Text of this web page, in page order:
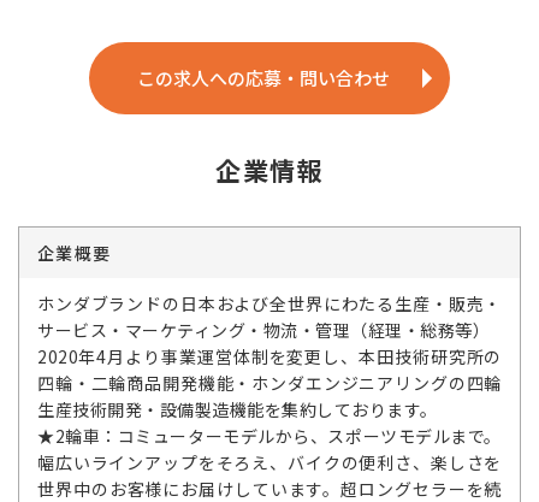
この求人への応募・問い合わせ
企業情報
企業概要
ホンダブランドの日本および全世界にわたる生産・販売・
サービス・マーケティング・物流・管理（経理・総務等）
2020年4月より事業運営体制を変更し、本田技術研究所の
四輪・二輪商品開発機能・ホンダエンジニアリングの四輪
生産技術開発・設備製造機能を集約しております。
★2輪車：コミューターモデルから、スポーツモデルまで。
幅広いラインアップをそろえ、バイクの便利さ、楽しさを
世界中のお客様にお届けしています。超ロングセラーを続